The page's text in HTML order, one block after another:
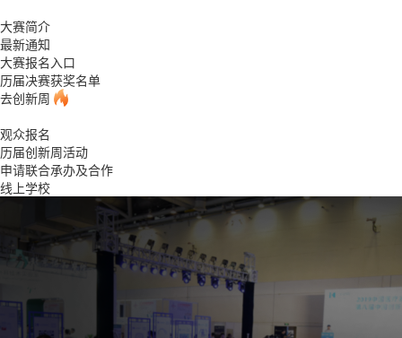
大赛简介
最新通知
大赛报名入口
历届决赛获奖名单
去创新周
观众报名
历届创新周活动
申请联合承办及合作
线上学校